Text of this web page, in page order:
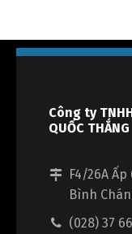
Công ty
QUỐC THẮNG
F4/26A
Bình
(028) 37